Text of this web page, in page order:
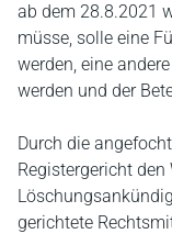
ab dem 28.8.2021
müsse, solle eine
werden, eine
werden und der
Durch die
Registergericht
gerichtete